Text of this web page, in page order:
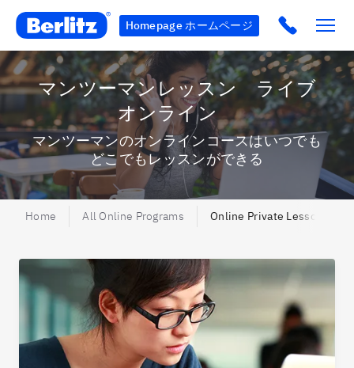
Berlitz AU Homepage ホームページ Click to
マンツーマンレッスン ライブ
オンライン
マンツーマンのオンラインコースはいつでも
どこでもレッスンができる
Home All Online Programs Online Private Lessons